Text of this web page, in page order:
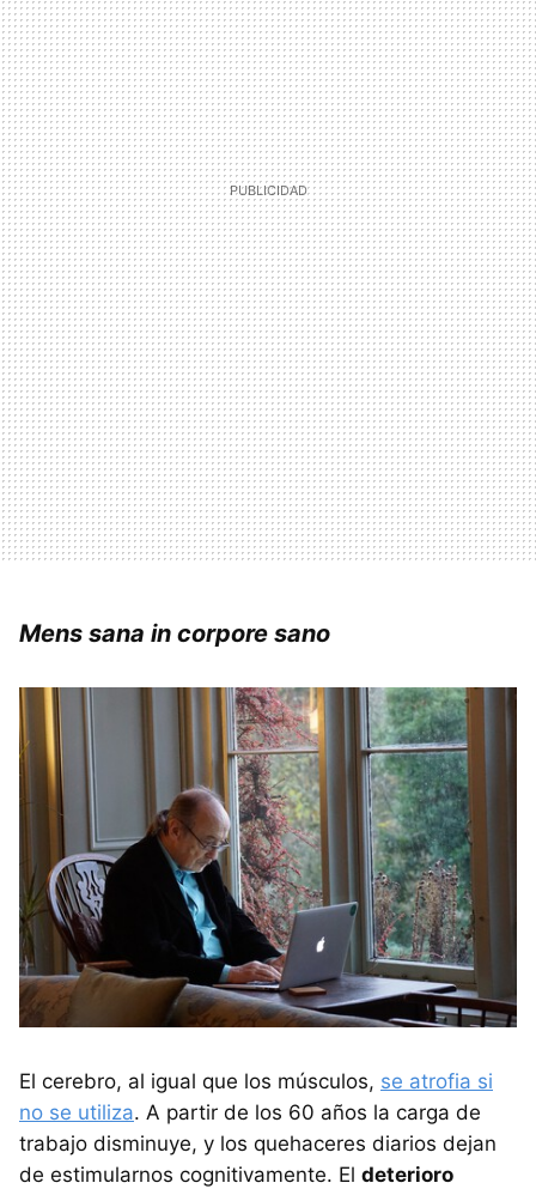
Mens sana in corpore sano
El cerebro, al igual que los músculos, se atrofia si
no se utiliza. A partir de los 60 años la carga de
trabajo disminuye, y los quehaceres diarios dejan
de estimularnos cognitivamente. El deterioro